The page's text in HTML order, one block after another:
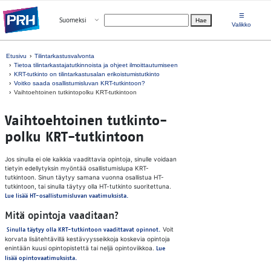
Valitse kieli
Suomeksi Avaa valikko Hae
☰
Valikko
Etusivu
Tilintarkastusvalvonta
Tietoa tilintarkastajatutkinnoista ja ohjeet ilmoittautumiseen
KRT-tutkinto on tilintarkastusalan erikoistumistutkinto
Voitko saada osallistumisluvan KRT-tutkintoon?
Vaihtoehtoinen tutkintopolku KRT-tutkintoon
Vaih­toeh­toi­nen tut­kin­to­
pol­ku KRT-tut­kin­toon
Jos sinulla ei ole kaikkia vaadittavia opintoja, sinulle voidaan
tietyin edellytyksin myöntää osallistumislupa KRT-
tutkintoon. Sinun täytyy samana vuonna osallistua HT-
tutkintoon, tai sinulla täytyy olla HT-tutkinto suoritettuna.
Lue lisää HT-osallistumisluvan vaatimuksista.
Mitä opintoja vaaditaan?
Sinulla täytyy olla KRT-tutkintoon vaadittavat opinnot. Voit
korvata lisätehtävillä kestävyysseikkoja koskevia opintoja
enintään kuusi opintopistettä tai neljä opintoviikkoa. Lue
lisää opintovaatimuksista.